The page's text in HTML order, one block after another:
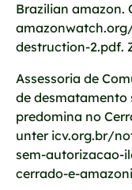
Brazilian amazon.
destruction-2.pdf.
Assessoria de
de desmatamento
predomina no
unter icv.org.br/
sem-autorizacao-
cerrado-e-